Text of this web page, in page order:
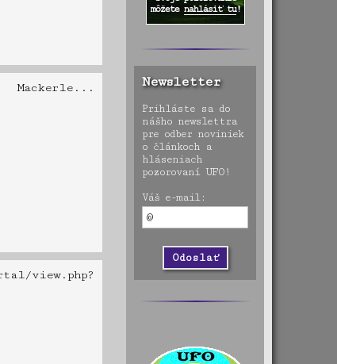
view.php?
Newsletter
Prihláste sa do
nášho newslettra
pre odber noviniek
o článkoch a
hláseniach
pozorovaní UFO!
Váš e-mail: